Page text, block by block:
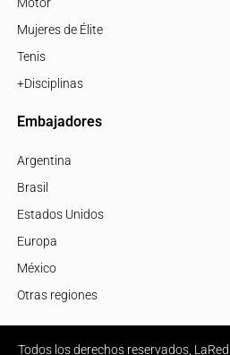
Mujeres de Élite
Tenis
+Disciplinas
Embajadores
Argentina
Brasil
Estados Unidos
Europa
México
Otras regiones
Todos los derechos reservados,